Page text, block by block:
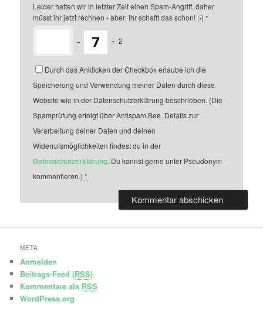
Leider hatten wir in letzter Zeit einen Spam-Angriff, daher
müsst ihr jetzt rechnen - aber: Ihr schafft das schon! ;-) *
− = 2
Durch das Anklicken der Checkbox erlaube ich die
Speicherung und Verwendung meiner Daten durch diese
Website wie in der Datenschutzerklärung beschrieben. (Die
Spamprüfung erfolgt über Antispam Bee. Details zur
Verarbeitung deiner Daten und deinen
Widerrufsmöglichkeiten findest du in der
Datenschutzerklärung. Du kannst gerne unter Pseudonym
kommentieren.)*
META
Anmelden
Beitrags-Feed (RSS)
Kommentare als RSS
WordPress.org